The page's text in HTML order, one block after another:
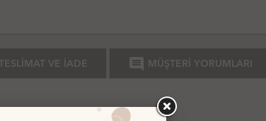
TESLİMAT VE İADE comment MÜŞTERİ YORUMLARI